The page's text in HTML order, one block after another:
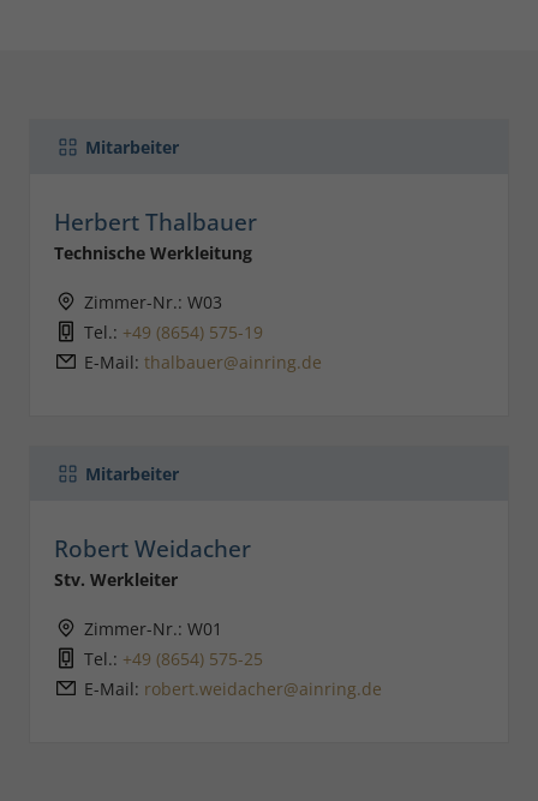
Mitarbeiter
Herbert Thalbauer
Technische Werkleitung
Zimmer-Nr.: W03
Tel.: +49 (8654) 575-19
E-Mail: thalbauer@ainring.de
Mitarbeiter
Robert Weidacher
Stv. Werkleiter
Zimmer-Nr.: W01
Tel.: +49 (8654) 575-25
E-Mail: robert.weidacher@ainring.de